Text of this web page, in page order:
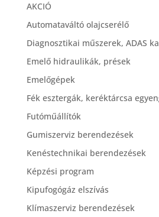
AKCIÓ
Automataváltó olajcserélő
Diagnosztikai műszerek, ADAS
Emelő hidraulikák, prések
Emelőgépek
Fék esztergák, keréktárcsa
Futóműállítók
Gumiszerviz berendezések
Kenéstechnikai berendezések
Képzési program
Kipufogógáz elszívás
Klímaszerviz berendezések